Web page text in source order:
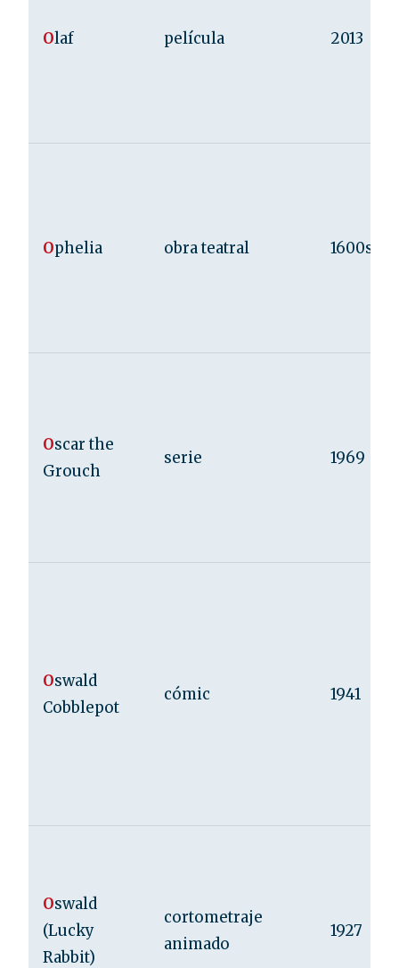
Olaf película 2013
Ophelia obra teatral 1600s
Oscar the
Grouch
serie 1969
Oswald
Cobblepot
cómic 1941
Oswald
(Lucky
Rabbit)
cortometraje
animado
1927